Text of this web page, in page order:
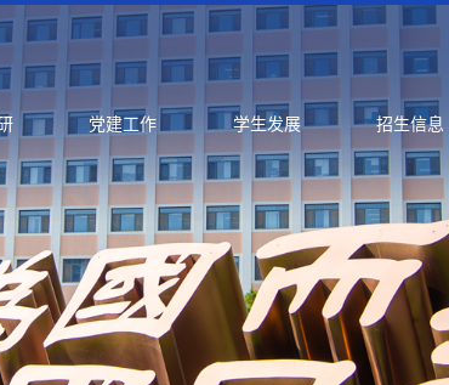
党建工作 学生发展 招生信息